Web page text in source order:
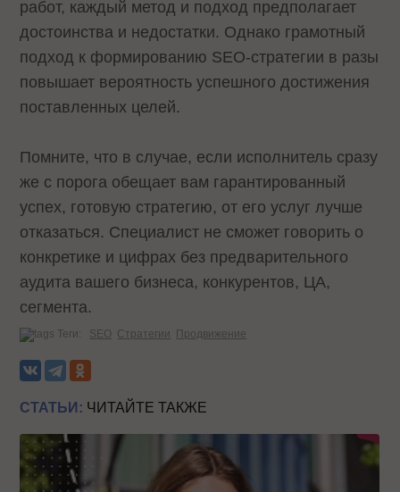
работ, каждый метод и подход предполагает
достоинства и недостатки. Однако грамотный
подход к формированию SEO-стратегии в разы
повышает вероятность успешного достижения
поставленных целей.
Помните, что в случае, если исполнитель сразу
же с порога обещает вам гарантированный
успех, готовую стратегию, от его услуг лучше
отказаться. Специалист не сможет говорить о
конкретике и цифрах без предварительного
аудита вашего бизнеса, конкурентов, ЦА,
сегмента.
Теги: SEO Стратегии Продвижение
СТАТЬИ: ЧИТАЙТЕ ТАКЖЕ